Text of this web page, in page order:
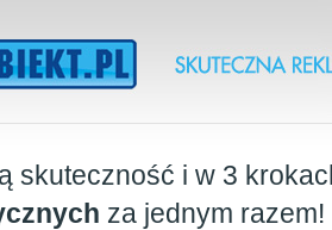
skuteczność i w 3
za jednym razem!